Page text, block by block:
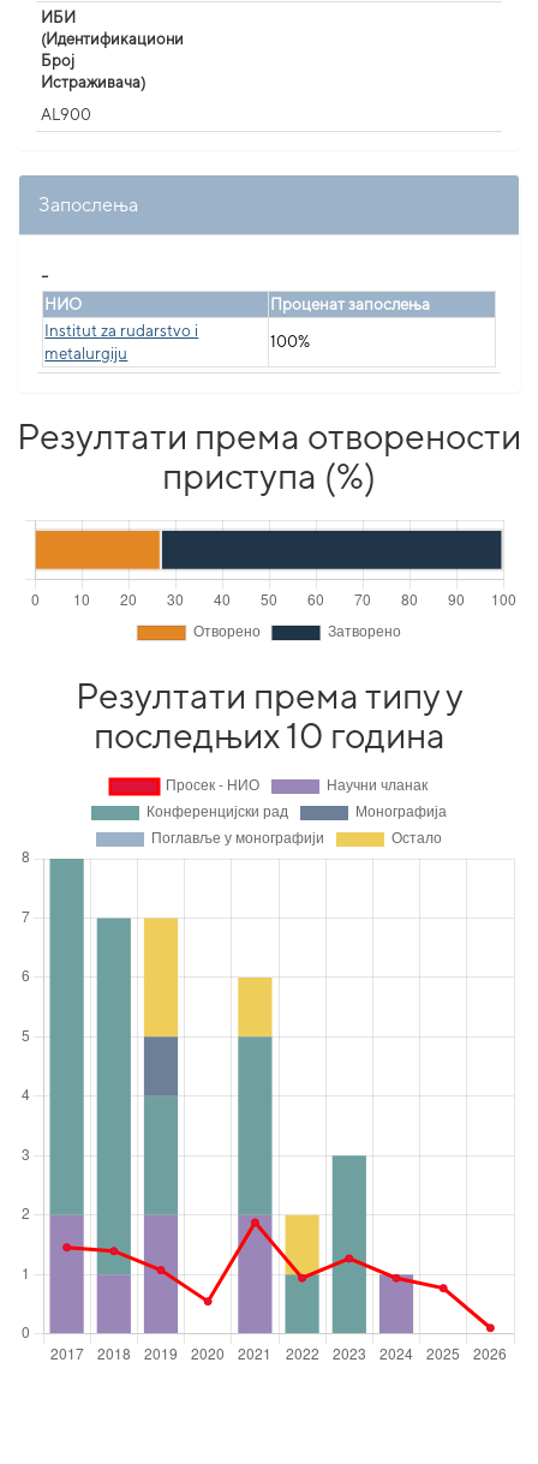
ИБИ
(Идентификациони
Број
Истраживача)
AL900
Запослења
НИО
Проценат запослења
Institut za rudarstvo i
metalurgiju
100%
Резултати према отворености
приступа (%)
Резултати према типу у
последњих 10 година